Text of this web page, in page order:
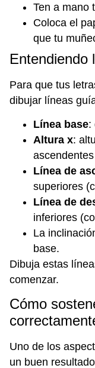
Ten a mano
Coloca el
que tu
Entendiendo
Para que tus
dibujar líneas
Línea base:
Altura x:
Línea de
superiores
Línea de
inferiores
La
base.
Dibuja estas
comenzar.
Cómo
Uno de los
un buen